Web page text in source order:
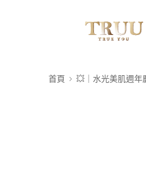
首頁 💥｜水光美肌週年